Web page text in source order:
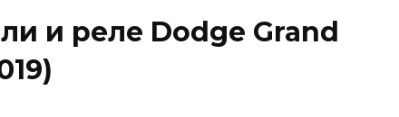
и реле Dodge Grand